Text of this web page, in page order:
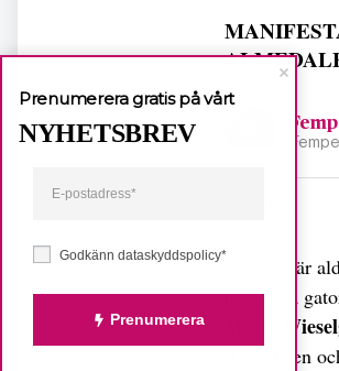
Kvinnor är
trygga på
Marie
Almedalen
Godkänn dataskyddspolicy*
Prenumerera
Prenumerera gratis på vårt
NYHETSBREV